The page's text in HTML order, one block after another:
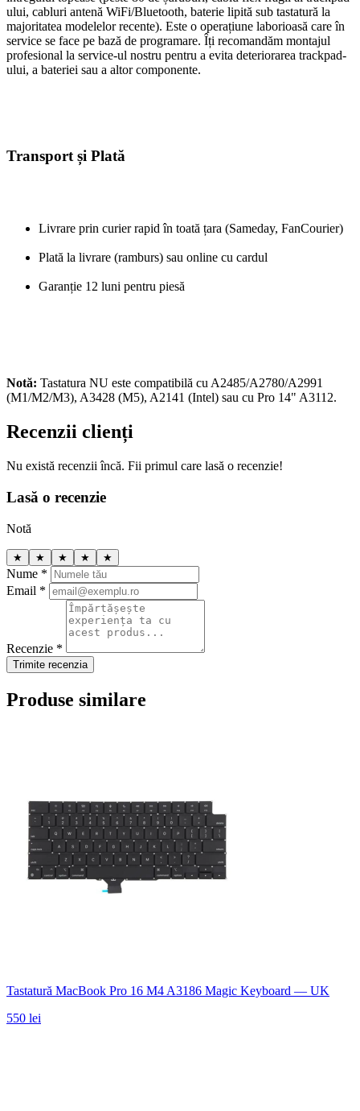
ului, cabluri antenă WiFi/Bluetooth, baterie lipită sub tastatură la
majoritatea modelelor recente). Este o operațiune laborioasă care în
service se face pe bază de programare. Îți recomandăm montajul
profesional la service-ul nostru pentru a evita deteriorarea trackpad-
ului, a bateriei sau a altor componente.
Transport și Plată
Livrare prin curier rapid în toată țara (Sameday, FanCourier)
Plată la livrare (ramburs) sau online cu cardul
Garanție 12 luni pentru piesă
Notă: Tastatura NU este compatibilă cu A2485/A2780/A2991
(M1/M2/M3), A3428 (M5), A2141 (Intel) sau cu Pro 14" A3112.
Recenzii clienți
Nu există recenzii încă. Fii primul care lasă o recenzie!
Lasă o recenzie
Notă
★ ★ ★ ★ ★
Nume *
Email *
Recenzie *
Trimite recenzia
Produse similare
Tastatură MacBook Pro 16 M4 A3186 Magic Keyboard — UK
550 lei